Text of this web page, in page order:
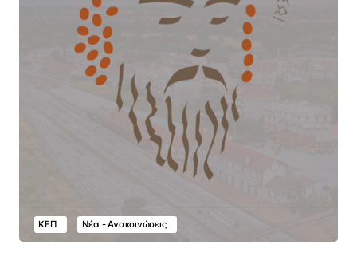
ΚΕΠ Νέα - Ανακοινώσεις